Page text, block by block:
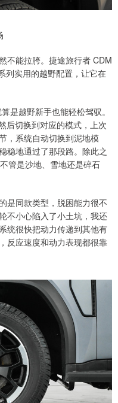
不能拉胯。捷途旅行者 CDM
列实用的越野配置，让它在
是越野新手也能轻松驾驭。
后切换到对应的模式，上次
，系统自动切换到泥地模
稳地通过了那段路。除此之
管是沙地、雪地还是碎石
是同款类型，脱困能力很不
不小心陷入了小土坑，我还
统很快把动力传递到其他有
反应速度和动力表现都很靠